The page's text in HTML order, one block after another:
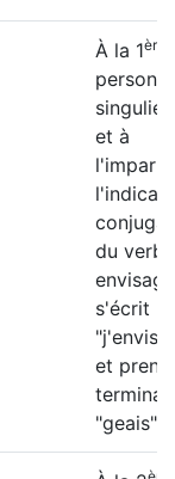
À la 1ère
et à
du verbe
s'écrit
et
"geais".